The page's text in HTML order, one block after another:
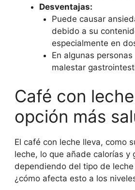
Desventajas:
Puede causar
debido a su
especialmente en
En algunas
malestar
Café con
opción más
El café con leche lleva, como
leche, lo que añade calorías y
dependiendo del tipo de
¿cómo afecta esto a los